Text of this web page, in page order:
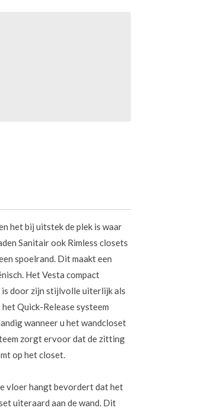
het bij uitstek de plek is waar
Sanitair ook Rimless closets
spoelrand. Dit maakt een
Het Vesta compact
is door zijn stijlvolle uiterlijk als
Quick-Release systeem
wanneer u het wandcloset
zorgt ervoor dat de zitting
op het closet.
vloer hangt bevordert dat het
uiteraard aan de wand. Dit